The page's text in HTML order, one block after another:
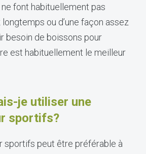
font habituellement pas
ou d’une façon assez
besoin de boissons pour
est habituellement le meilleur
je utiliser une
sportifs?
sportifs peut être préférable à